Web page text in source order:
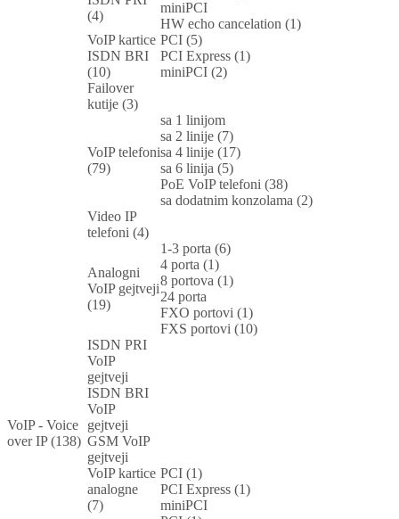
(4)
miniPCI
HW echo cancelation (1)
VoIP kartice
ISDN BRI
(10)
PCI (5)
PCI Express (1)
miniPCI (2)
Failover
kutije (3)
VoIP - Voice
over IP (138)
VoIP telefoni
(79)
sa 1 linijom
sa 2 linije (7)
sa 4 linije (17)
sa 6 linija (5)
PoE VoIP telefoni (38)
sa dodatnim konzolama (2)
Video IP
telefoni (4)
Analogni
VoIP gejtveji
(19)
1-3 porta (6)
4 porta (1)
8 portova (1)
24 porta
FXO portovi (1)
FXS portovi (10)
ISDN PRI
VoIP
gejtveji
ISDN BRI
VoIP
gejtveji
GSM VoIP
gejtveji
VoIP kartice
analogne
(7)
PCI (1)
PCI Express (1)
miniPCI